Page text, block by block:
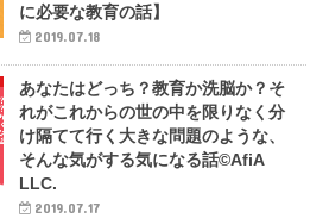
に必要な教育の話】
2019.07.18
あなたはどっち？教育か洗脳か？そ
れがこれからの世の中を限りなく分
け隔てて行く大きな問題のような、
そんな気がする気になる話©AfiA
LLC.
2019.07.17